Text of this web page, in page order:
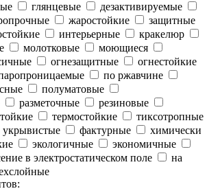
глянцевые
дезактивируемые
жаростойкие
защитные
интерьерные
кракелюр
молотковые
моющиеся
огнезащитные
огнестойкие
по ржавчине
полуматовые
разметочные
резиновые
термостойкие
тиксотропные
укрывистые фактурные
химически
экологичные
экономичные
в электростатическом поле
на